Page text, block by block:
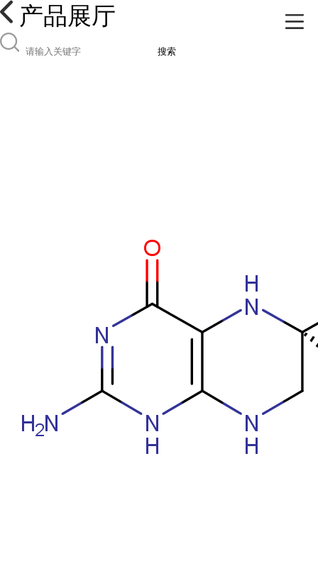
产品展厅
搜索